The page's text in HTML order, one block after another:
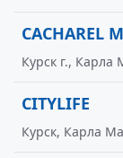
CACHAREL
Курск г., Карла
CITYLIFE
Курск, Карла